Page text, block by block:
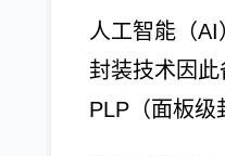
人工智能（
封装技术因
PLP（面板级